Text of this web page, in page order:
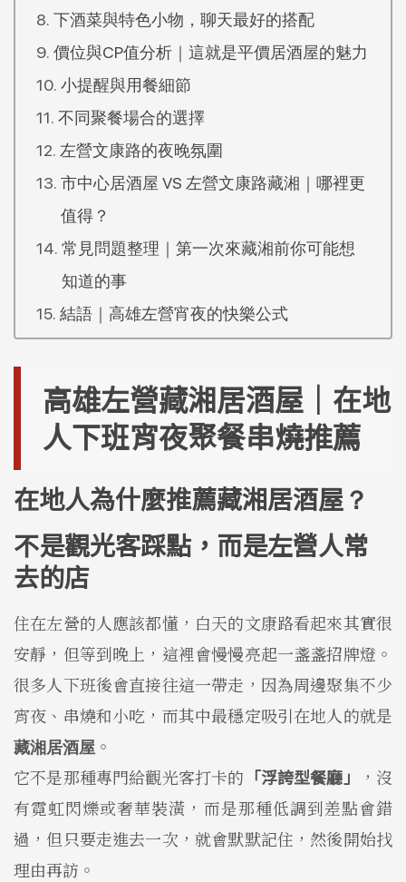
下酒菜與特色小物，聊天最好的搭配
價位與CP值分析｜這就是平價居酒屋的魅力
小提醒與用餐細節
不同聚餐場合的選擇
左營文康路的夜晚氛圍
市中心居酒屋 VS 左營文康路藏湘｜哪裡更
值得？
常見問題整理｜第一次來藏湘前你可能想
知道的事
結語｜高雄左營宵夜的快樂公式
高雄左營藏湘居酒屋｜在地
人下班宵夜聚餐串燒推薦
在地人為什麼推薦藏湘居酒屋 ？
不是觀光客踩點，而是左營人常
去的店
住在左營的人應該都懂，白天的文康路看起來其實很
安靜，但等到晚上，這裡會慢慢亮起一盞盞招牌燈。
很多人下班後會直接往這一帶走，因為周邊聚集不少
宵夜、串燒和小吃，而其中最穩定吸引在地人的就是
藏湘居酒屋 。
它不是那種專門給觀光客打卡的 「浮誇型餐廳」
，沒
有霓虹閃爍或奢華裝潢，而是那種低調到差點會錯
過，但只要走進去一次，就會默默記住，然後開始找
理由再訪。